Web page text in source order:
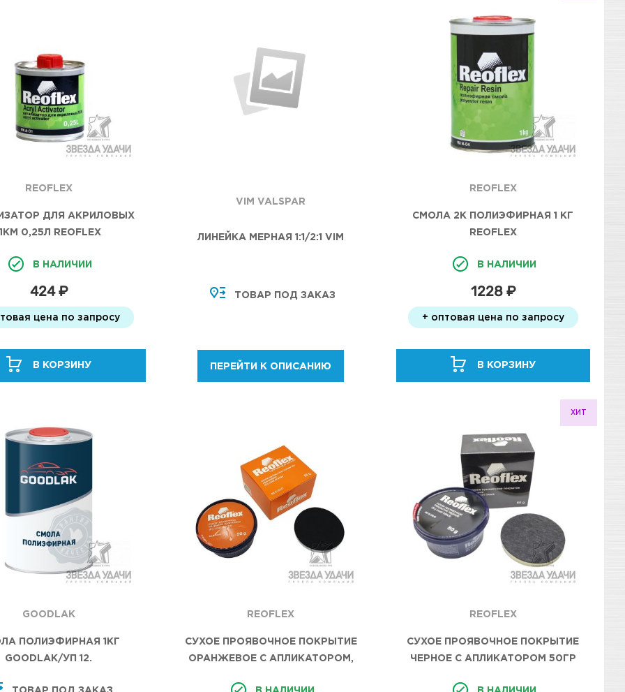
REOFLEX
ДЛЯ АКРИЛОВЫХ
0,25Л REOFLEX
В НАЛИЧИИ
424 ₽
цена по запросу
В КОРЗИНУ
VIM VALSPAR
ЛИНЕЙКА МЕРНАЯ 1:1/2:1 VIM
ТОВАР ПОД ЗАКАЗ
ПЕРЕЙТИ К ОПИСАНИЮ
REOFLEX
СМОЛА 2К ПОЛИЭФИРНАЯ 1 КГ
REOFLEX
В НАЛИЧИИ
1228 ₽
+ оптовая цена по запросу
В КОРЗИНУ
GOODLAK
ПОЛИЭФИРНАЯ 1КГ
GOODLAK/УП 12.
ТОВАР ПОД ЗАКАЗ
REOFLEX
СУХОЕ ПРОЯВОЧНОЕ ПОКРЫТИЕ
ОРАНЖЕВОЕ С АПЛИКАТОРОМ,
В НАЛИЧИИ
ХИТ
REOFLEX
СУХОЕ ПРОЯВОЧНОЕ ПОКРЫТИЕ
ЧЕРНОЕ С АПЛИКАТОРОМ 50ГР
В НАЛИЧИИ